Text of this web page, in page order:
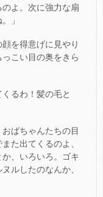
よ。次に強力な扇
」
を得意げに見やり
こい目の奥をきら
るわ！髪の毛と
ばちゃんたちの目
た出てくるのよ、
、いろいろ。ゴキ
ルしたのなんか、